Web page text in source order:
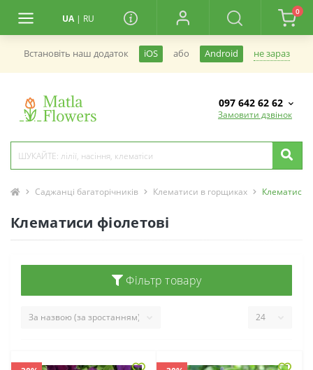
UA | RU
0
Встановiть наш додаток iOS або Android не зараз
097 642 62 62
Замовити дзвінок
Саджанці багаторічників Клематиси в горщиках Клематиси
Клематиси фіолетові
Фільтр товару